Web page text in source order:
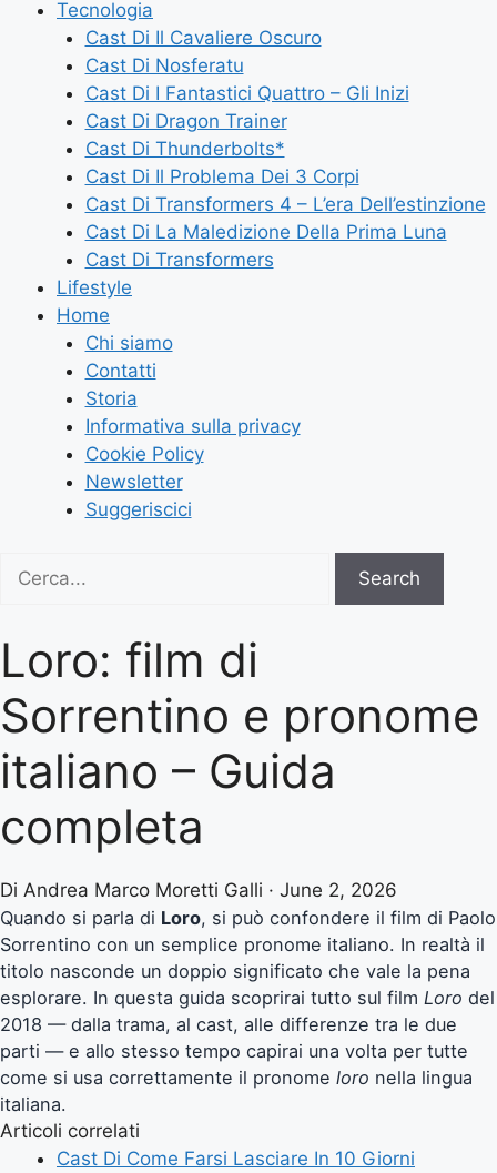
Tecnologia
Cast Di Il Cavaliere Oscuro
Cast Di Nosferatu
Cast Di I Fantastici Quattro – Gli Inizi
Cast Di Dragon Trainer
Cast Di Thunderbolts*
Cast Di Il Problema Dei 3 Corpi
Cast Di Transformers 4 – L’era Dell’estinzione
Cast Di La Maledizione Della Prima Luna
Cast Di Transformers
Lifestyle
Home
Chi siamo
Contatti
Storia
Informativa sulla privacy
Cookie Policy
Newsletter
Suggeriscici
for:
Search
Loro: film di
Sorrentino e pronome
italiano – Guida
completa
Di Andrea Marco Moretti Galli · June 2, 2026
Quando si parla di Loro, si può confondere il film di Paolo
Sorrentino con un semplice pronome italiano. In realtà il
titolo nasconde un doppio significato che vale la pena
esplorare. In questa guida scoprirai tutto sul film Loro del
2018 — dalla trama, al cast, alle differenze tra le due
parti — e allo stesso tempo capirai una volta per tutte
come si usa correttamente il pronome loro nella lingua
italiana.
Articoli correlati
Cast Di Come Farsi Lasciare In 10 Giorni